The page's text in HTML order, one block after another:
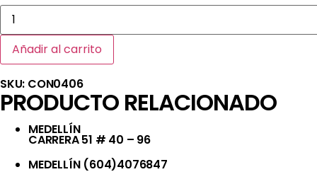
VIBRADORES
DE
CONCRETO
COMBUSTIBLE
CANTIDAD
Añadir al carrito
SKU: CON0406
PRODUCTO RELACIONADO
MEDELLÍN
CARRERA 51 # 40 – 96​
MEDELLÍN (604)4076847